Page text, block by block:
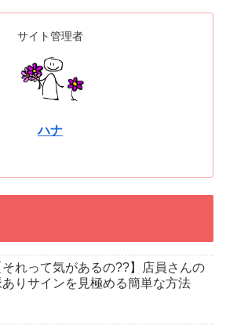
サイト管理者
ハナ
それって気があるの??】店員さんの
ありサインを見極める簡単な方法